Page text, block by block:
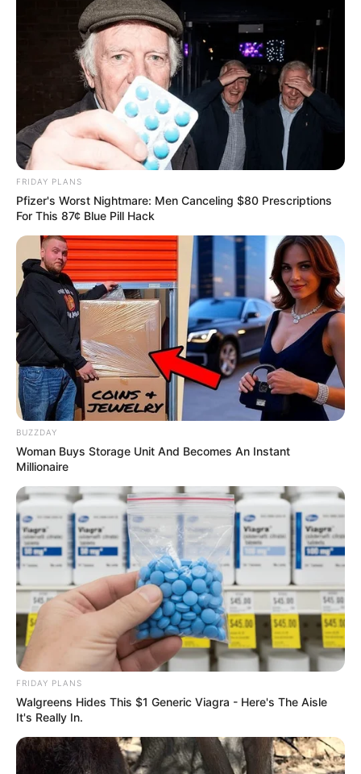
FRIDAY PLANS
Pfizer's Worst Nightmare: Men Canceling $80 Prescriptions
For This 87¢ Blue Pill Hack
BUZZDAY
Woman Buys Storage Unit And Becomes An Instant
Millionaire
FRIDAY PLANS
Walgreens Hides This $1 Generic Viagra - Here's The Aisle
It's Really In.